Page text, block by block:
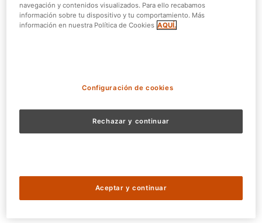
disfrutarlo hasta el31 de diciembre de 2019. Sí, como
estás leyendo, te regalamos lo que queda de este año
¿Cómo se te queda el cuerpo? ¿A que así se quita toda la
Recuerda, solo disponible para la modalidad de
septiembre desdenuestra webo en las oficinas de Bono
Parques en nuestros Parques. Compra ya y comienza a
disfrutar desde el momento de la compra.
navegación y contenidos visualizados. Para ello recabamos
información sobre tu dispositivo y tu comportamiento. Más
información en nuestra Política de Cookies AQUÍ.
Configuración de cookies
Rechazar y continuar
Aceptar y continuar